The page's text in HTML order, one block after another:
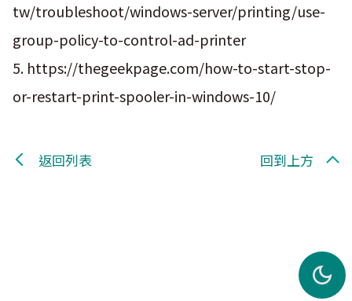
tw/troubleshoot/windows-server/printing/use-
group-policy-to-control-ad-printer
5. https://thegeekpage.com/how-to-start-stop-
or-restart-print-spooler-in-windows-10/
返回列表 回到上方